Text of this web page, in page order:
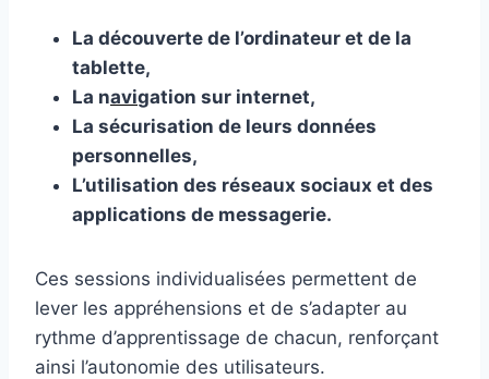
La découverte de l’ordinateur et de la
tablette,
La navigation sur internet,
La sécurisation de leurs données
personnelles,
L’utilisation des réseaux sociaux et des
applications de messagerie.
Ces sessions individualisées permettent de
lever les appréhensions et de s’adapter au
rythme d’apprentissage de chacun, renforçant
ainsi l’autonomie des utilisateurs.